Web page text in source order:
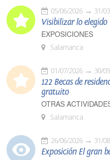
05/06/2026 31/
Visibilizar lo elegido
EXPOSICIONES
Salamanca
01/07/2026 30/
122 Becas de
gratuito
OTRAS
Salamanca
26/06/2026 31/
Exposición El gran